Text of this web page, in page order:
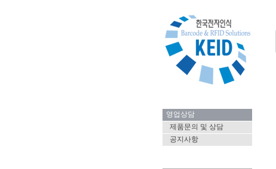
영업상담
제품문의 및 상담
공지사항